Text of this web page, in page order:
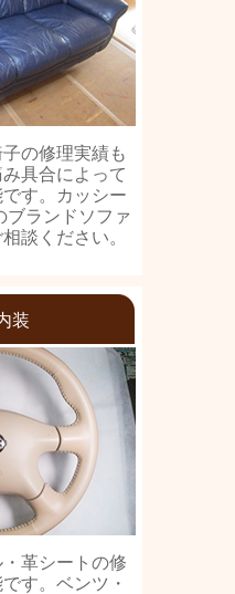
の修理実績も
具合によって
す。カッシー
ブランドソファ
談ください。
装
革シートの修
す。ベンツ・